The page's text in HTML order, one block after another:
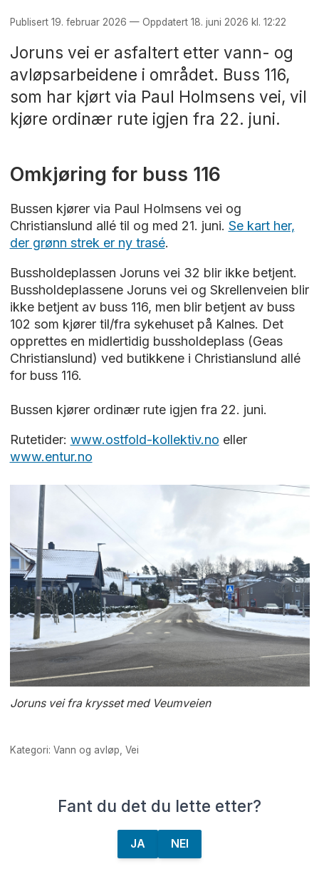
Publisert 19. februar 2026 — Oppdatert 18. juni 2026 kl. 12:22
Joruns vei er asfaltert etter vann- og
avløpsarbeidene i området. Buss 116,
som har kjørt via Paul Holmsens vei, vil
kjøre ordinær rute igjen fra 22. juni.
Omkjøring for buss 116
Bussen kjører via Paul Holmsens vei og
Christianslund allé til og med 21. juni. Se kart her,
der grønn strek er ny trasé.
Bussholdeplassen Joruns vei 32 blir ikke betjent.
Bussholdeplassene Joruns vei og Skrellenveien blir
ikke betjent av buss 116, men blir betjent av buss
102 som kjører til/fra sykehuset på Kalnes. Det
opprettes en midlertidig bussholdeplass (Geas
Christianslund) ved butikkene i Christianslund allé
for buss 116.
Bussen kjører ordinær rute igjen fra 22. juni.
Rutetider: www.ostfold-kollektiv.no eller
www.entur.no
Joruns vei fra krysset med Veumveien
Kategori: Vann og avløp, Vei
Fant du det du lette etter?
JA NEI